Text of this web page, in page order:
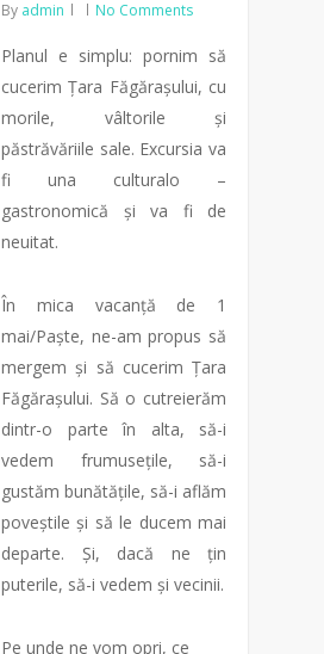
By admin No Comments
Planul e simplu: pornim să
cucerim Țara Făgărașului, cu
morile, vâltorile și
păstrăvăriile sale. Excursia va
fi una culturalo –
gastronomică și va fi de
neuitat.
În mica vacanță de 1
mai/Paște, ne-am propus să
mergem și să cucerim Țara
Făgărașului. Să o cutreierăm
dintr-o parte în alta, să-i
vedem frumusețile, să-i
gustăm bunătățile, să-i aflăm
poveștile și să le ducem mai
departe. Și, dacă ne țin
puterile, să-i vedem și vecinii.
Pe unde ne vom opri, ce